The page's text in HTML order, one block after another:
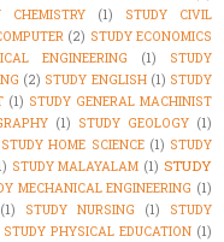
CHEMISTRY (1)
STUDY CIVIL
(2) STUDY ECONOMICS
ENGINEERING (1)
STUDY
(2) STUDY ENGLISH (1) STUDY
(1) STUDY GENERAL MACHINIST
(1) STUDY GEOLOGY (1)
STUDY HOME SCIENCE (1) STUDY
STUDY MALAYALAM (1) STUDY
MECHANICAL ENGINEERING (1)
(1) STUDY NURSING (1)
STUDY
STUDY PHYSICAL EDUCATION (1)